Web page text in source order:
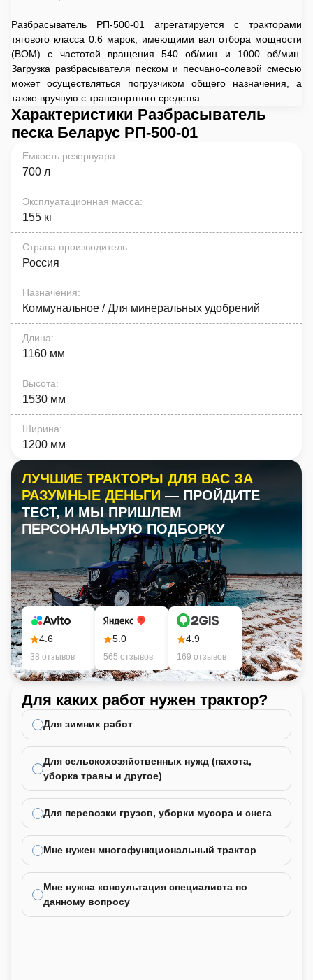
Разбрасыватель РП-500-01 агрегатируется с тракторами
тягового класса 0.6 марок, имеющими вал отбора мощности
(ВОМ) с частотой вращения 540 об/мин и 1000 об/мин.
Загрузка разбрасывателя песком и песчано-солевой смесью
может осуществляться погрузчиком общего назначения, а
также вручную с транспортного средства.
Характеристики Разбрасыватель
песка Беларус РП-500-01
Емкость резервуара:
700 л
Эксплуатационная масса:
155 кг
Страна производитель:
Россия
Назначения:
Коммунальное / Для минеральных удобрений
Длина:
1160 мм
Высота:
1530 мм
Ширина:
1200 мм
ЛУЧШИЕ ТРАКТОРЫ ДЛЯ ВАС ЗА
РАЗУМНЫЕ ДЕНЬГИ — ПРОЙДИТЕ
ТЕСТ, И МЫ ПРИШЛЕМ
ПЕРСОНАЛЬНУЮ ПОДБОРКУ
4.6
38 отзывов
5.0
565 отзывов
4.9
169 отзывов
Для каких работ нужен трактор?
Для зимних работ
Для сельскохозяйственных нужд (пахота,
уборка травы и другое)
Для перевозки грузов, уборки мусора и снега
Мне нужен многофункциональный трактор
Мне нужна консультация специалиста по
данному вопросу